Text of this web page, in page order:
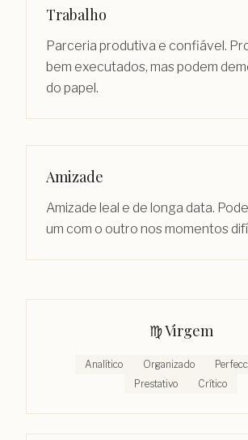
Trabalho
Parceria produtiva e confiável.
bem executados, mas podem
do papel.
Amizade
Amizade leal e de longa data.
um com o outro nos momentos
♍︎Virgem
Analítico Organizado
Prestativo
Crítico